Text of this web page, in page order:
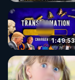
1:49:53